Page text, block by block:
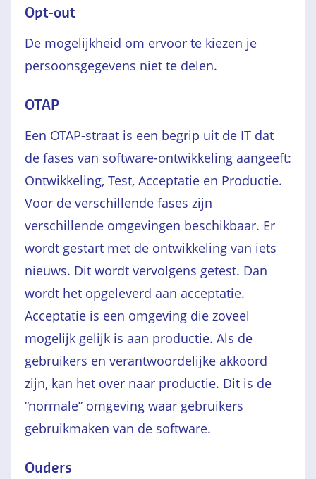
Opt-out
De mogelijkheid om ervoor te kiezen je
persoonsgegevens niet te delen.
OTAP
Een OTAP-straat is een begrip uit de IT dat
de fases van software-ontwikkeling aangeeft:
Ontwikkeling, Test, Acceptatie en Productie.
Voor de verschillende fases zijn
verschillende omgevingen beschikbaar. Er
wordt gestart met de ontwikkeling van iets
nieuws. Dit wordt vervolgens getest. Dan
wordt het opgeleverd aan acceptatie.
Acceptatie is een omgeving die zoveel
mogelijk gelijk is aan productie. Als de
gebruikers en verantwoordelijke akkoord
zijn, kan het over naar productie. Dit is de
“normale” omgeving waar gebruikers
gebruikmaken van de software.
Ouders